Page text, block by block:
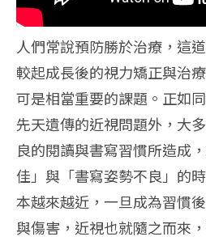
人們常說預防勝於治療，這
較起成長後的視力矯正與治
可是相當重要的課題。正如
先天遺傳的近視問題外，大
良的閱讀與書寫習慣所造成
佳」與「書寫姿勢不良」的
本越來越近，一旦成為習慣
與傷害，近視也就隨之而來